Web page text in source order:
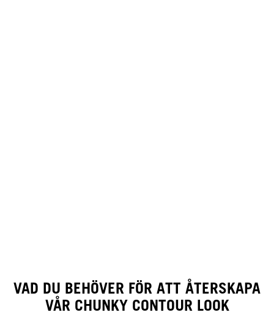
VAD DU BEHÖVER FÖR ATT ÅTERSKAPA
VÅR CHUNKY CONTOUR LOOK